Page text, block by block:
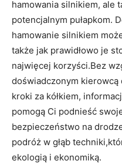
hamowania silnikiem, ale
potencjalnym pułapkom.
hamowanie silnikiem
także jak prawidłowo je
najwięcej korzyści.Bez
doświadczonym
kroki za kółkiem,
pomogą Ci podnieść
bezpieczeństwo na
podróż w głąb
ekologią i ekonomiką.